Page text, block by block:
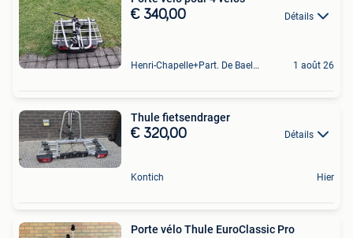
€ 340,00 Détails
Henri-Chapelle+Part. De Baelen 1 août 26
Thule fietsendrager
€ 320,00 Détails
Kontich Hier
Porte vélo Thule EuroClassic Pro